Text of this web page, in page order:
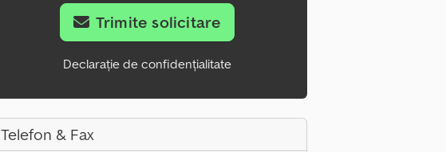
Trimite solicitare
Declarație de confidențialitate
Telefon & Fax